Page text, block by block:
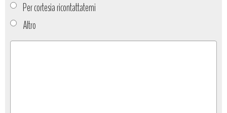
Per cortesia ricontattatemi
Altro
Tipo